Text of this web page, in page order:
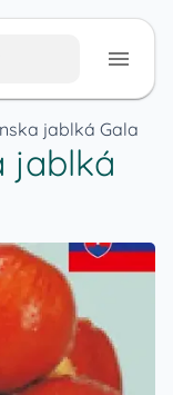
jablká Gala
jablká